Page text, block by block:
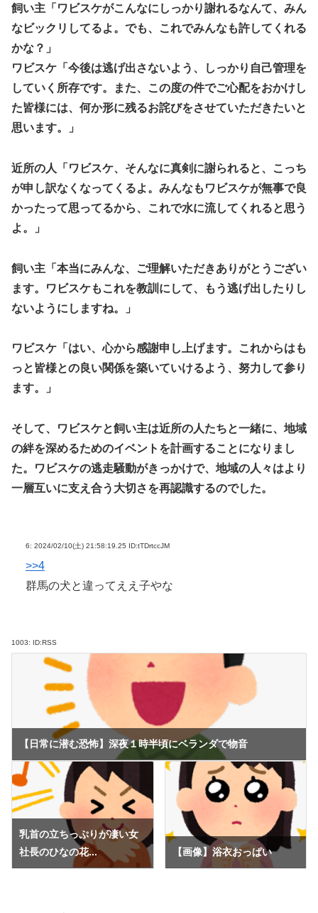
飼い主「ワビスケがこんなにしっかり謝れるなんて、みん
なビックリしてるよ。でも、これでみんなも許してくれる
かな？」
ワビスケ「今後は逃げ出さないよう、しっかり自己管理を
していく所存です。また、この度の件でご心配をおかけし
た皆様には、何か形に残るお詫びをさせていただきたいと
思います。」
近所の人「ワビスケ、そんなに真剣に謝られると、こっち
が申し訳なくなってくるよ。みんなもワビスケが無事で良
かったって思ってるから、これで水に流してくれると思う
よ。」
飼い主「本当にみんな、ご理解いただきありがとうござい
ます。ワビスケもこれを教訓にして、もう逃げ出したりし
ないようにしますね。」
ワビスケ「はい、心から感謝申し上げます。これからはも
っと皆様との良い関係を築いていけるよう、努力して参り
ます。」
そして、ワビスケと飼い主は近所の人たちと一緒に、地域
の絆を深めるためのイベントを計画することになりまし
た。ワビスケの逃走騒動がきっかけで、地域の人々はより
一層互いに支え合う大切さを再認識するのでした。
6: 2024/02/10(土) 21:58:19.25 ID:tTDrtccJM
>>4
群馬の犬と違ってええ子やな
1003: ID:RSS
【日常に潜む恐怖】深夜１時半頃にベランダで物音
乳首の立ちっぷりが凄い女
社長のひなの花...
【画像】浴衣おっぱい